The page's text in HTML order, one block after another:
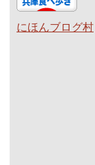
にほんブログ村